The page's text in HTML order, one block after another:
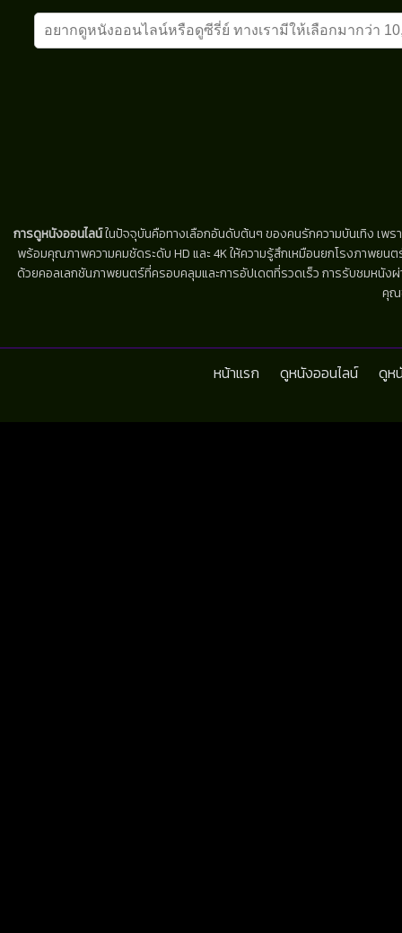
การดูหนังออนไลน์ในปัจจุบันคือทางเลือกอันดับต้นๆ ของคนรักความบันเทิง เพร
พร้อมคุณภาพความคมชัดระดับ HD และ 4K ให้ความรู้สึกเหมือนยกโรงภาพยน
ด้วยคอลเลกชันภาพยนตร์ที่ครอบคลุมและการอัปเดตที่รวดเร็ว การรับชมหนัง
คุณ
หน้าแรก ดูหนังออนไลน์ ดูห